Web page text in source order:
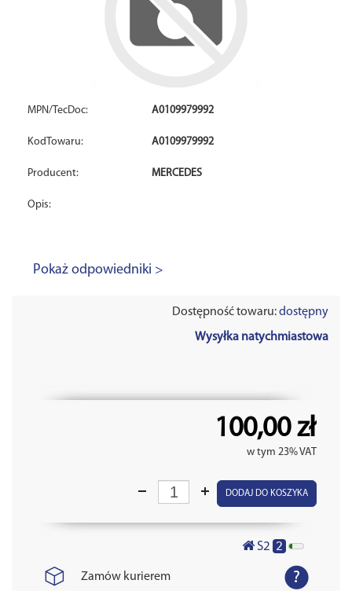
MPN/TecDoc: A0109979992
KodTowaru: A0109979992
Producent: MERCEDES
Opis:
Pokaż odpowiedniki >
Dostępność towaru:dostępny
Wysyłka natychmiastowa
100,00 zł
w tym 23% VAT
DODAJ DO KOSZYKA
S2 2
Zamów kurierem